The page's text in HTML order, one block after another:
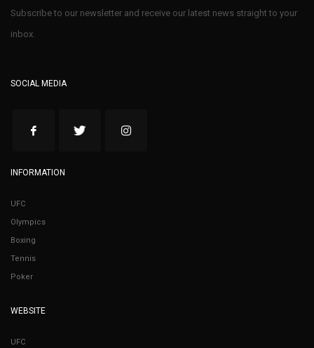
Subscribe to our newsletter and receive our latest news straight to your
inbox.
SOCIAL MEDIA
INFORMATION
UFC
Olympics
Boxing
Tennis
Poker
WEBSITE
UFC